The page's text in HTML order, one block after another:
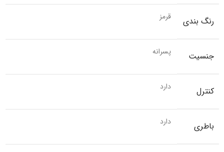
رنگ بندی قرمز
جنسیت پسرانه
کنترل دارد
باطری دارد